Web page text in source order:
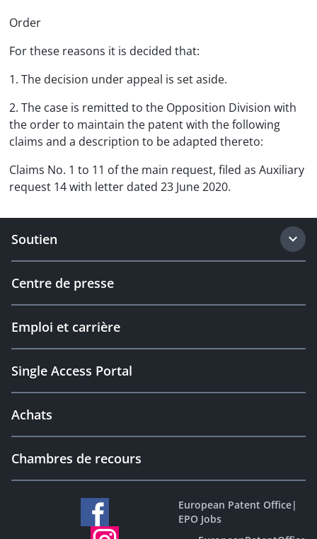
Order
For these reasons it is decided that:
1. The decision under appeal is set aside.
2. The case is remitted to the Opposition Division with
the order to maintain the patent with the following
claims and a description to be adapted thereto:
Claims No. 1 to 11 of the main request, filed as Auxiliary
request 14 with letter dated 23 June 2020.
Soutien
Centre de presse
Emploi et carrière
Single Access Portal
Achats
Chambres de recours
European Patent Office|
EPO Jobs